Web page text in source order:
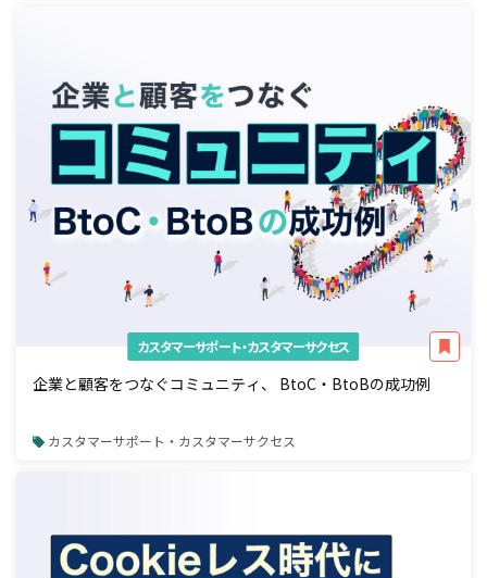
カスタマーサポート・カスタマーサクセス
企業と顧客をつなぐコミュニティ、 BtoC・BtoBの成功例
カスタマーサポート・カスタマーサクセス